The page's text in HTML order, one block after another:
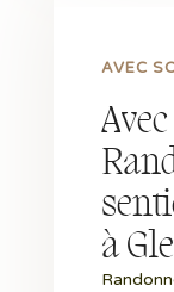
à
AVEC